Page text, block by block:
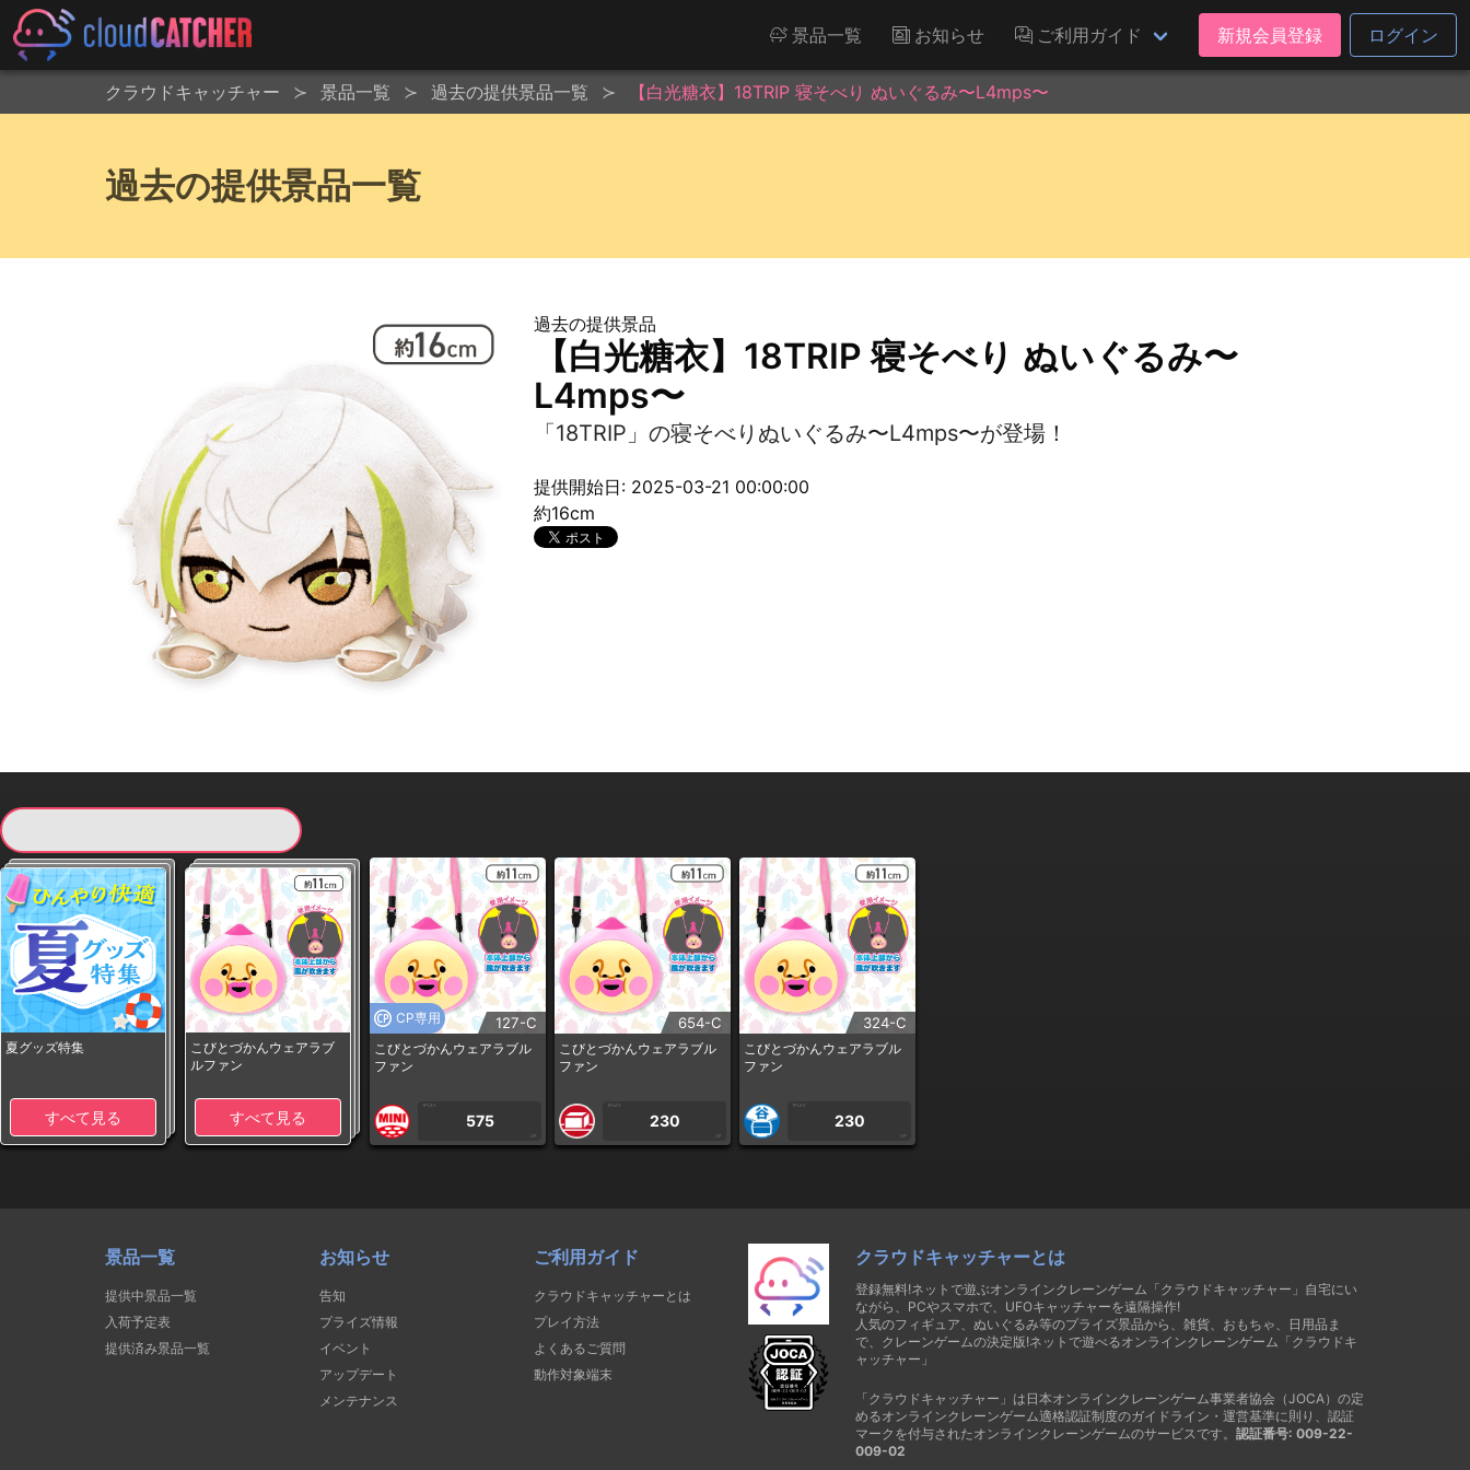
景品一覧 お知らせ ご利用ガイド 新規会員登録 ログイン
クラウドキャッチャー 景品一覧 過去の提供景品一覧 【白光糖衣】18TRIP 寝そべり ぬいぐるみ〜L4mps〜
過去の提供景品一覧
過去の提供景品
【白光糖衣】18TRIP 寝そべり ぬいぐるみ〜
L4mps〜
「18TRIP」の寝そべりぬいぐるみ〜L4mps〜が登場！
提供開始日: 2025-03-21 00:00:00
約16cm
夏グッズ特集
すべて見る
こびとづかんウェアラブ
ルファン
すべて見る
CP専用 127-C
こびとづかんウェアラブル
ファン
1PLAY
575
CP
654-C
こびとづかんウェアラブル
ファン
1PLAY
230
CP
324-C
こびとづかんウェアラブル
ファン
1PLAY
230
CP
景品一覧
提供中景品一覧
入荷予定表
提供済み景品一覧
お知らせ
告知
プライズ情報
イベント
アップデート
メンテナンス
ご利用ガイド
クラウドキャッチャーとは
プレイ方法
よくあるご質問
動作対象端末
クラウドキャッチャーとは
登録無料!ネットで遊ぶオンラインクレーンゲーム「クラウドキャッチャー」自宅にい
ながら、PCやスマホで、UFOキャッチャーを遠隔操作!
人気のフィギュア、ぬいぐるみ等のプライズ景品から、雑貨、おもちゃ、日用品ま
で、クレーンゲームの決定版!ネットで遊べるオンラインクレーンゲーム「クラウドキ
ャッチャー」
「クラウドキャッチャー」は日本オンラインクレーンゲーム事業者協会（JOCA）の定
めるオンラインクレーンゲーム適格認証制度のガイドライン・運営基準に則り、認証
マークを付与されたオンラインクレーンゲームのサービスです。 認証番号: 009-22-
009-02